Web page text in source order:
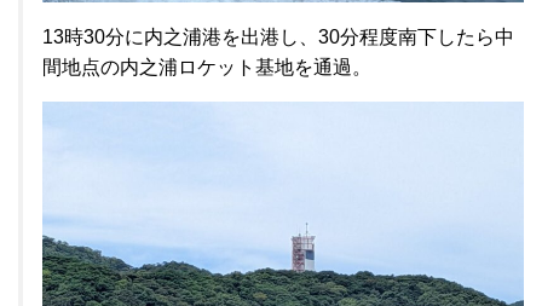
13時30分に内之浦港を出港し、30分程度南下したら中
間地点の内之浦ロケット基地を通過。